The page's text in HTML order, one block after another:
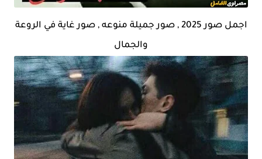
اجمل صور 2025 , صور جميلة منوعه , صور غاية في الروعة
والجمال